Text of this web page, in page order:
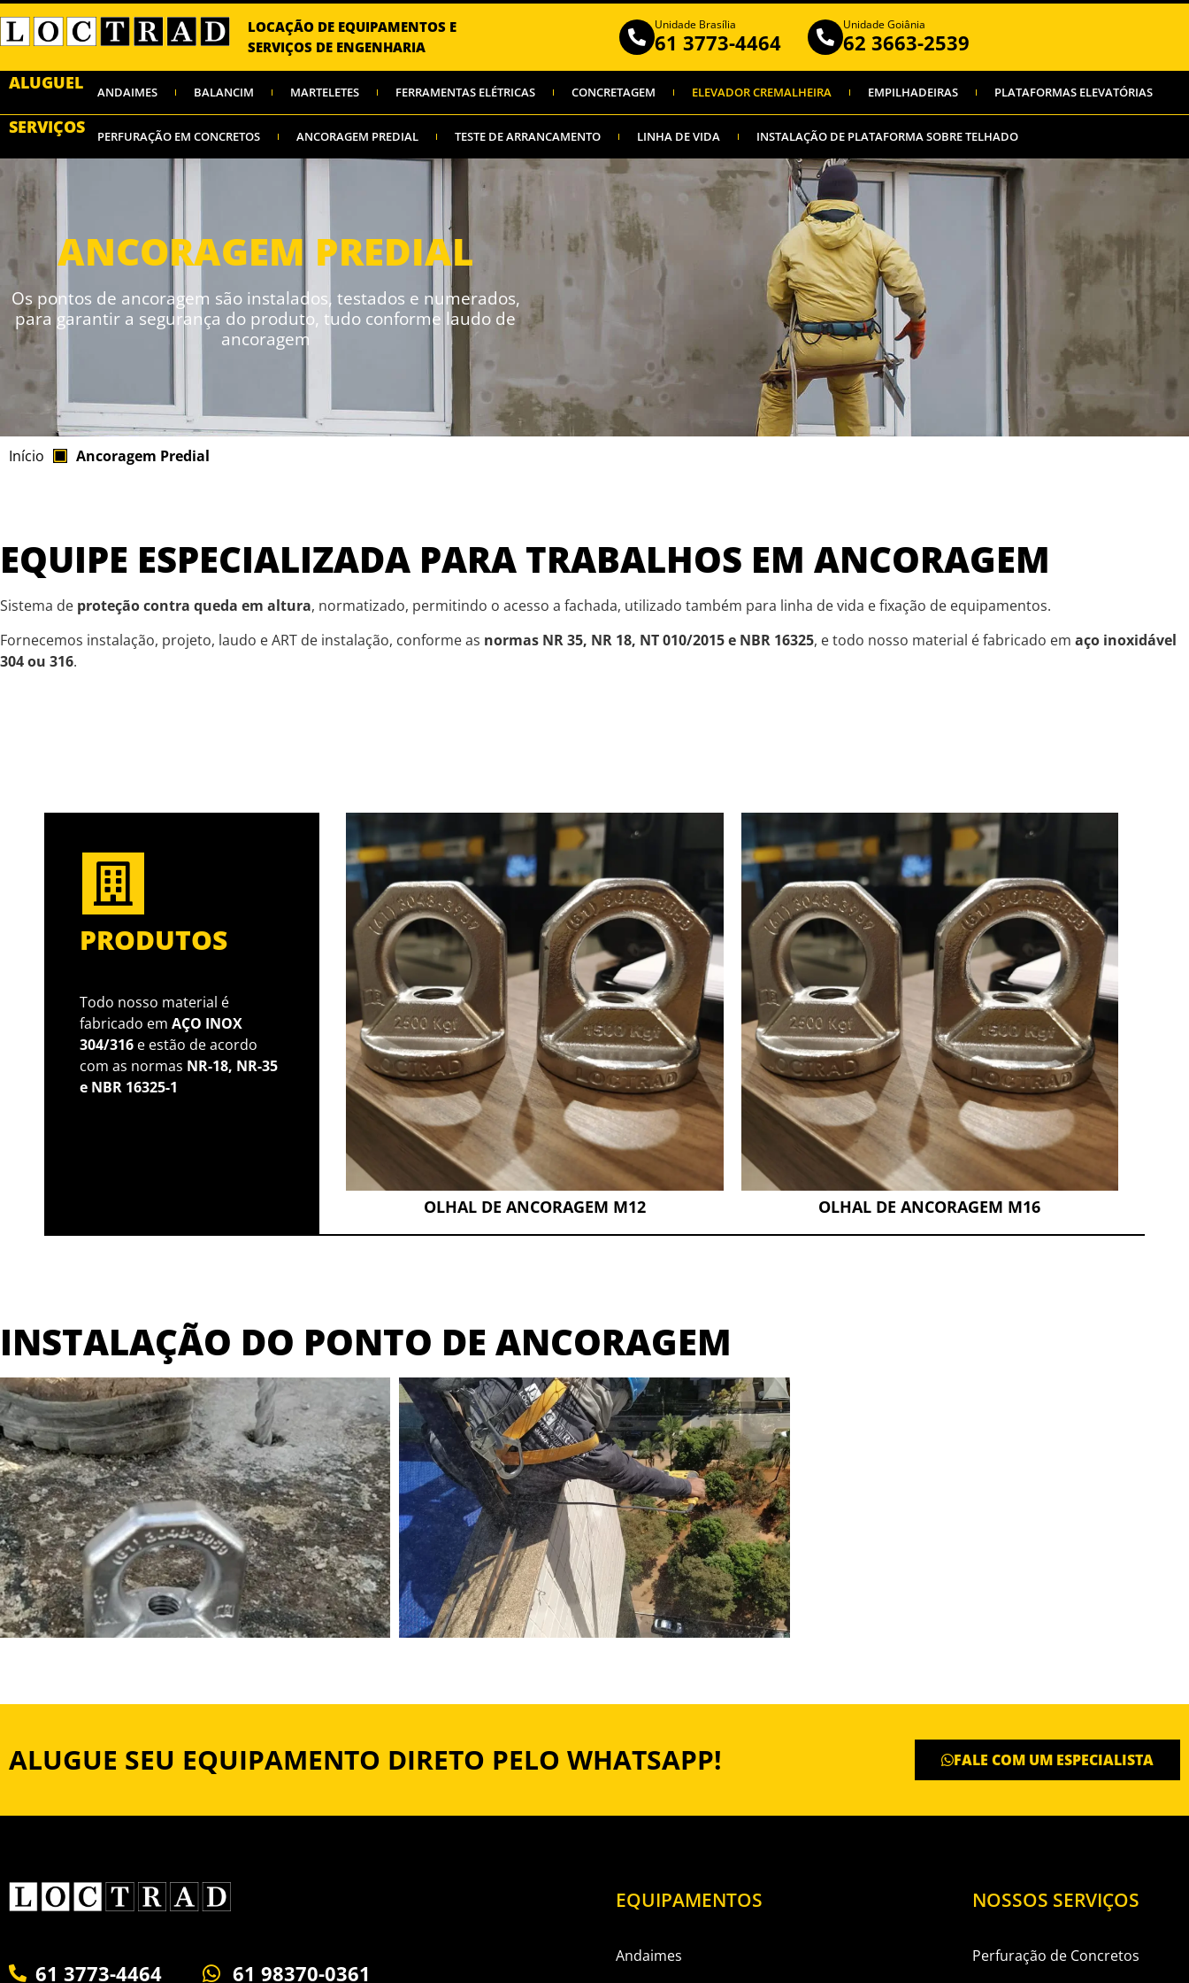
LOCAÇÃO DE EQUIPAMENTOS E
SERVIÇOS DE ENGENHARIA
Unidade Brasília
61 3773-4464
Unidade Goiânia
62 3663-2539
ALUGUEL ANDAIMES BALANCIM MARTELETES FERRAMENTAS ELÉTRICAS CONCRETAGEM ELEVADOR CREMALHEIRA EMPILHADEIRAS PLATAFORMAS ELEVATÓRIAS
SERVIÇOS PERFURAÇÃO EM CONCRETOS ANCORAGEM PREDIAL TESTE DE ARRANCAMENTO LINHA DE VIDA INSTALAÇÃO DE PLATAFORMA SOBRE TELHADO
ANCORAGEM PREDIAL
Os pontos de ancoragem são instalados, testados e numerados,
para garantir a segurança do produto, tudo conforme laudo de
ancoragem
Início Ancoragem Predial
EQUIPE ESPECIALIZADA PARA TRABALHOS EM ANCORAGEM
Sistema de proteção contra queda em altura, normatizado, permitindo o acesso a fachada, utilizado também para linha de vida e fixação de equipamentos.
Fornecemos instalação, projeto, laudo e ART de instalação, conforme as normas NR 35, NR 18, NT 010/2015 e NBR 16325, e todo nosso material é fabricado em aço inoxidável
304 ou 316.
PRODUTOS
Todo nosso material é
fabricado em AÇO INOX
304/316 e estão de acordo
com as normas NR-18, NR-35
e NBR 16325-1
OLHAL DE ANCORAGEM M12 OLHAL DE ANCORAGEM M16
INSTALAÇÃO DO PONTO DE ANCORAGEM
ALUGUE SEU EQUIPAMENTO DIRETO PELO WHATSAPP! FALE COM UM ESPECIALISTA
61 3773-4464 61 98370-0361
EQUIPAMENTOS
Andaimes
NOSSOS SERVIÇOS
Perfuração de Concretos